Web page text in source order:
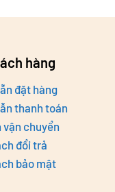
hàng
đặt hàng
thanh toán
vận chuyển
đổi trả
bảo mật